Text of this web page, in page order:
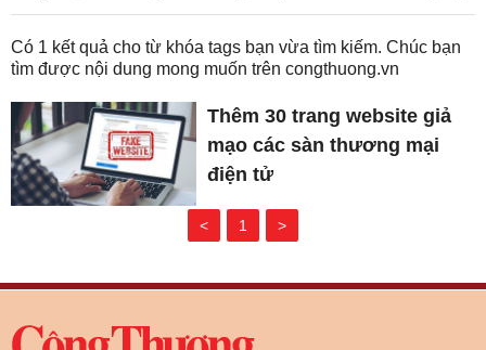
Có 1 kết quả cho từ khóa tags bạn vừa tìm kiếm. Chúc bạn
tìm được nội dung mong muốn trên congthuong.vn
Thêm 30 trang website giả
mạo các sàn thương mại
điện tử
< 1 >